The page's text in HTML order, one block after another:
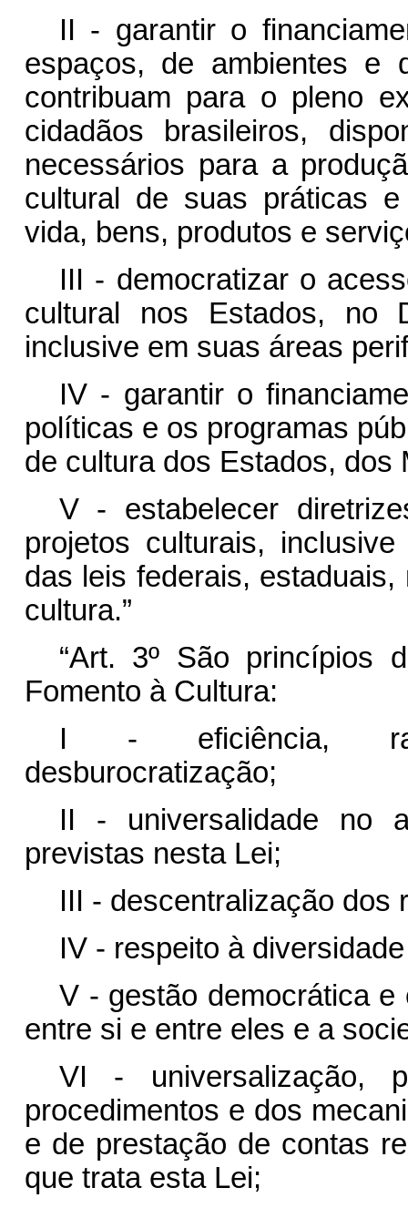
II - garantir o
espaços, de ambientes e
contribuam para o pleno
cidadãos brasileiros,
necessários para a
cultural de suas práticas
vida, bens, produtos e
III - democratizar o
cultural nos Estados, no
inclusive em suas áreas
IV - garantir o
políticas e os programas
de cultura dos Estados, dos
V - estabelecer
projetos culturais,
das leis federais,
cultura.”
“Art. 3º São princípios
Fomento à Cultura:
I - eficiência,
desburocratização;
II - universalidade no
previstas nesta Lei;
III - descentralização dos
IV - respeito à
V - gestão democrática
entre si e entre eles e a
VI - universalização,
procedimentos e dos
e de prestação de contas
que trata esta Lei;